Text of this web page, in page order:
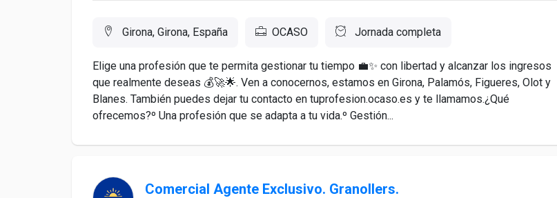
Girona, Girona, España OCASO Jornada completa
Elige una profesión que te permita gestionar tu tiempo 💼✨ con libertad y alcanzar los ingresos
que realmente deseas 💰🚀🌟. Ven a conocernos, estamos en Girona, Palamós, Figueres, Olot y
Blanes. También puedes dejar tu contacto en tuprofesion.ocaso.es y te llamamos.¿Qué
ofrecemos?º Una profesión que se adapta a tu vida.º Gestión...
Comercial Agente Exclusivo. Granollers.